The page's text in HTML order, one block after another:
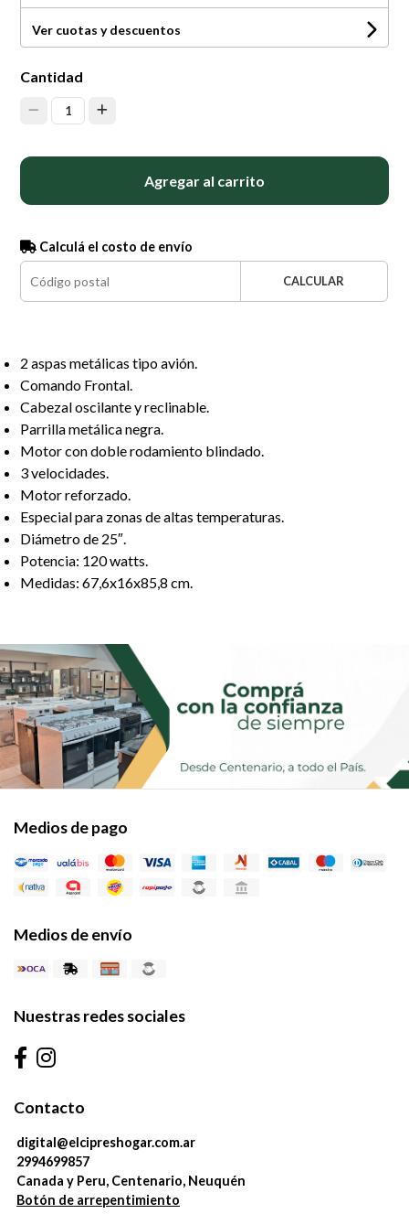
Ver cuotas y descuentos
Cantidad
1
Agregar al carrito
Calculá el costo de envío
CALCULAR
2 aspas metálicas tipo avión.
Comando Frontal.
Cabezal oscilante y reclinable.
Parrilla metálica negra.
Motor con doble rodamiento blindado.
3 velocidades.
Motor reforzado.
Especial para zonas de altas temperaturas.
Diámetro de 25″.
Potencia: 120 watts.
Medidas: 67,6x16x85,8 cm.
Medios de pago
Medios de envío
Nuestras redes sociales
Contacto
digital@elcipreshogar.com.ar
2994699857
Canada y Peru, Centenario, Neuquén
Botón de arrepentimiento